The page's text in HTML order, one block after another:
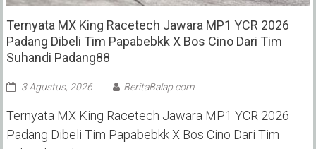
Ternyata MX King Racetech Jawara MP1 YCR 2026
Padang Dibeli Tim Papabebkk X Bos Cino Dari Tim
Suhandi Padang88
3 Agustus, 2026 BeritaBalap.com
Ternyata MX King Racetech Jawara MP1 YCR 2026
Padang Dibeli Tim Papabebkk X Bos Cino Dari Tim